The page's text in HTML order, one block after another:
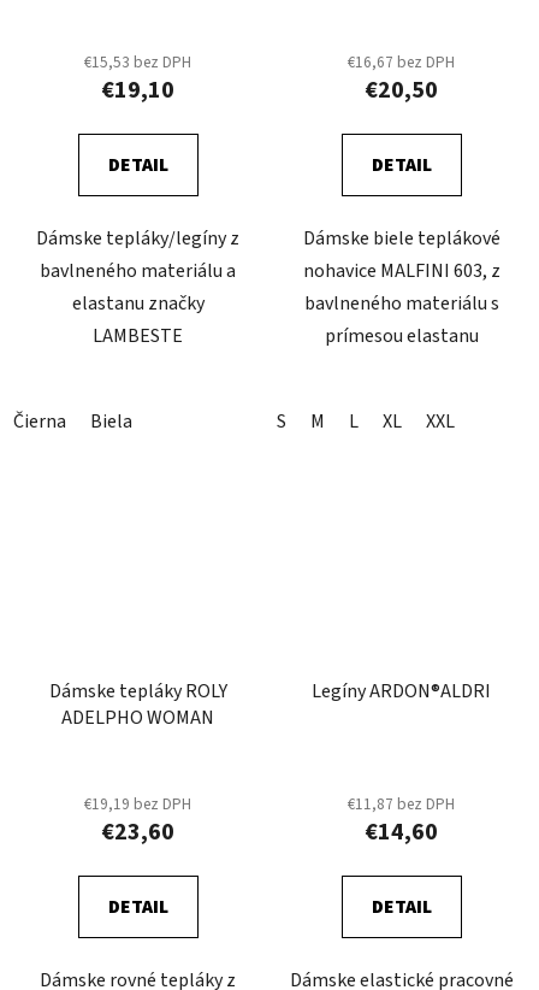
€15,53 bez DPH
€19,10
DETAIL
Dámske tepláky/legíny z
bavlneného materiálu a
elastanu značky
LAMBESTE
Čierna Biela
€16,67 bez DPH
€20,50
DETAIL
Dámske biele teplákové
nohavice MALFINI 603, z
bavlneného materiálu s
prímesou elastanu
S M L XL XXL
Dámske tepláky ROLY
ADELPHO WOMAN
€19,19 bez DPH
€23,60
DETAIL
Dámske rovné tepláky z
Legíny ARDON®ALDRI
€11,87 bez DPH
€14,60
DETAIL
Dámske elastické pracovné